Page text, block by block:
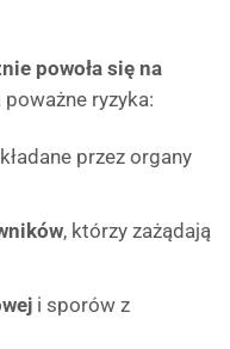
powoła się na
poważne ryzyka:
przez organy
, którzy zażądają
i sporów z